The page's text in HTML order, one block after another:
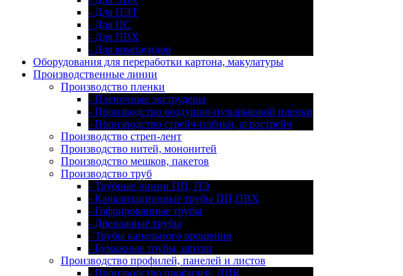
- Для ПЭТ
- Для ПС
- Для ПВХ
- Для компаундов
Оборудования для переработки картона, макулатуры
Производственные линии
Производство пленки
- Пленочные экструдеры
- Производство воздушно-пузырьковой пленки
- Производство стрейч-плёнки, агрострейч
Производство стреп-лент
Производство нитей, мононитей
Производство мешков, пакетов
Производство труб
- Трубные линии ПП, ПЭ
- Канализационные трубы ПП,ПВХ
- Гофрированные трубы
- Дренажные трубы
- Трубы капельного орошения
- Бумажные трубы, шпули
Производство профилей, панелей и листов
- Производство профилей, ДПК